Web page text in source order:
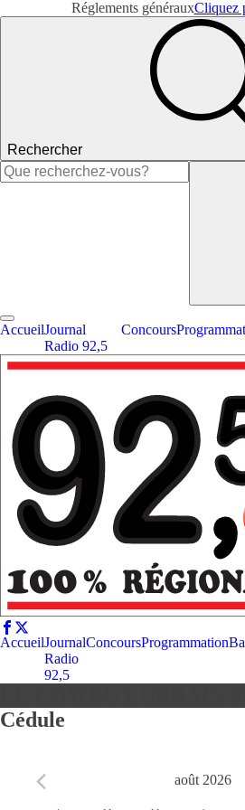
Réglements générauxCliquez
Rechercher
Rechercher :
AccueilJournal
Radio 92,5
Concours
AccueilJournal
Radio
92,5
ConcoursProgrammation
Cédule
août 2026